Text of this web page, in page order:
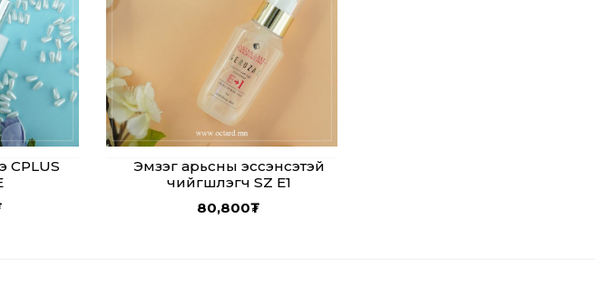
CPLUS
Эмзэг арьсны эссэнсэтэй
чийгшүүлэгч SZ E1
80,800₮